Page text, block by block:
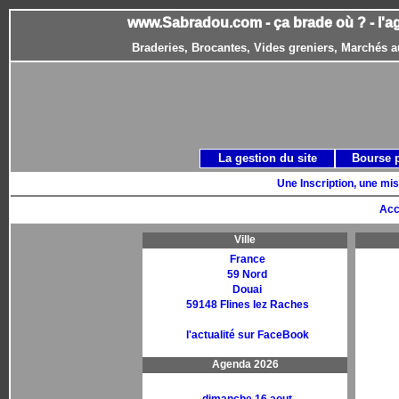
www.Sabradou.com - ça brade où ? -
Braderies, Brocantes, Vides greniers, Marchés
Une Inscription, une
Ville
France
59 Nord
Douai
59148 Flines lez Raches
l'actualité sur FaceBook
Agenda 2026
La gestion du site Bourse